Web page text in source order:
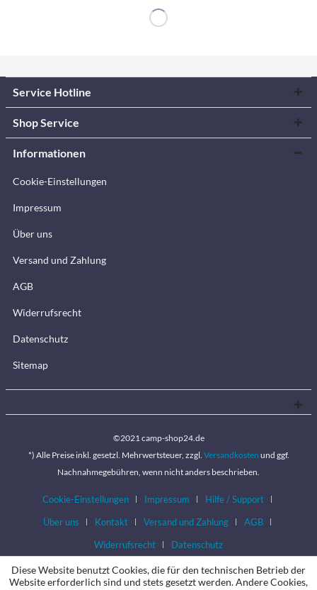
Service Hotline
Shop Service
Informationen
Cookie-Einstellungen
Impressum
Über uns
Versand und Zahlung
AGB
Widerrufsrecht
Datenschutz
Sitemap
©2021 camp-shop24.de
*) Alle Preise inkl. gesetzl. Mehrwertsteuer, zzgl. Versandkosten und ggf.
Nachnahmegebühren, wenn nicht anders beschrieben.
Cookie-Einstellungen Impressum
Hilfe / Support
Über uns
Kontakt Versand und Zahlung
AGB
Widerrufsrecht
Datenschutz
Diese Website benutzt Cookies, die für den technischen Betrieb der
Website erforderlich sind und stets gesetzt werden. Andere Cookies,